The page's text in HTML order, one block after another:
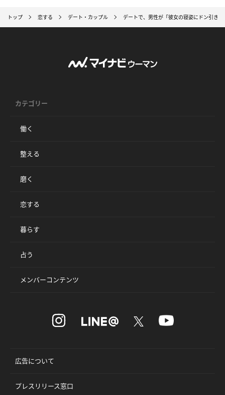
トップ 恋する デート・カップル デートで、男性が「彼女の寝姿にドン引き
カテゴリー
働く
整える
磨く
恋する
暮らす
占う
メンバーコンテンツ
広告について
プレスリリース窓口